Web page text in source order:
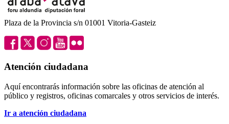
Plaza de la Provincia s/n 01001 Vitoria-Gasteiz
Atención ciudadana
Aquí encontrarás información sobre las oficinas de atención al
público y registros, oficinas comarcales y otros servicios de interés.
Ir a atención ciudadana